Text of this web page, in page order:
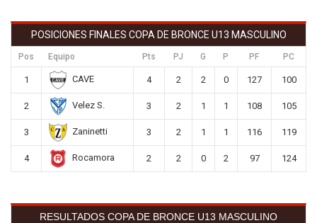
POSICIONES FINALES COPA DE BRONCE U13 MASCULINO
Pos Equipo Pts PJ G P PF PC
1 CAVE 4 2 2 0 127 100
2 Velez S. 3 2 1 1 108 105
3 Zaninetti 3 2 1 1 116 119
4 Rocamora 2 2 0 2 97 124
RESULTADOS COPA DE BRONCE U13 MASCULINO